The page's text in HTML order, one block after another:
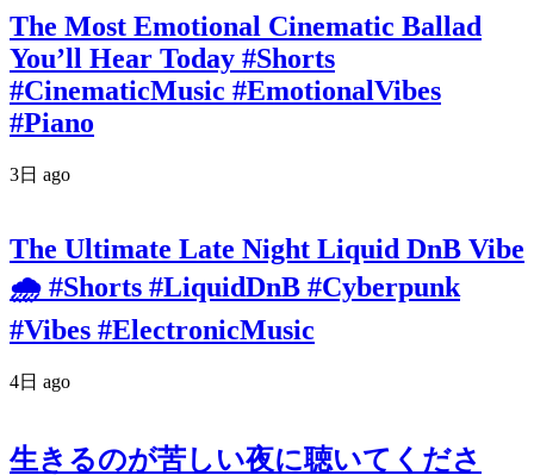
The Most Emotional Cinematic Ballad
You’ll Hear Today #Shorts
#CinematicMusic #EmotionalVibes
#Piano
3日 ago
The Ultimate Late Night Liquid DnB Vibe
🌧️ #Shorts #LiquidDnB #Cyberpunk
#Vibes #ElectronicMusic
4日 ago
生きるのが苦しい夜に聴いてくださ